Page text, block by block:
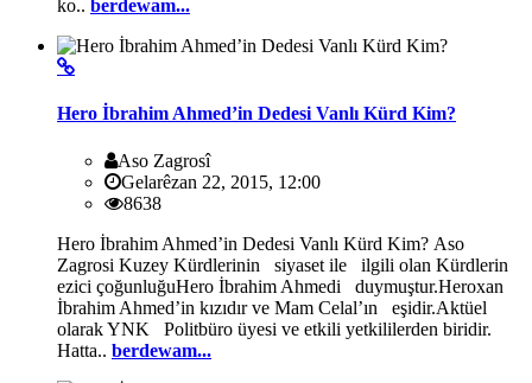
ko.. berdewam...
Hero İbrahim Ahmed’in Dedesi Vanlı Kürd Kim?
Aso Zagrosî
Gelarêzan 22, 2015, 12:00
8638
Hero İbrahim Ahmed’in Dedesi Vanlı Kürd Kim? Aso
Zagrosi Kuzey Kürdlerinin siyaset ile ilgili olan Kürdlerin
ezici çoğunluğuHero İbrahim Ahmedi duymuştur.Heroxan
İbrahim Ahmed’in kızıdır ve Mam Celal’ın eşidir.Aktüel
olarak YNK Politbüro üyesi ve etkili yetkililerden biridir.
Hatta.. berdewam...